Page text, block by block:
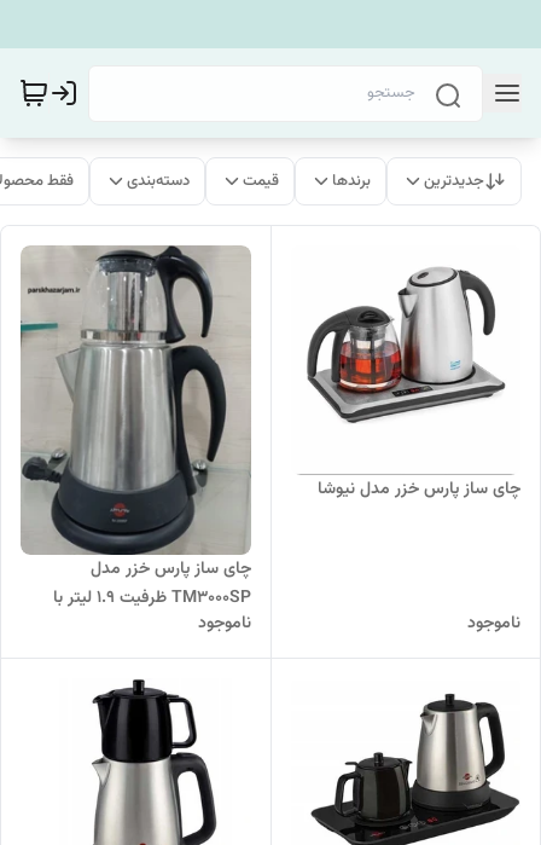
جدیدترین برندها قیمت دسته‌بندی فقط
چای ساز پارس خزر مدل نیوشا
ناموجود
چای ساز پارس خزر مدل
TM3000SP ظرفیت ۱.۹ لیتر با
کتری استیل
ناموجود